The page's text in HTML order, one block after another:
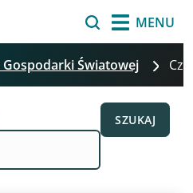
MENU
Gospodarki Światowej
SZUKAJ